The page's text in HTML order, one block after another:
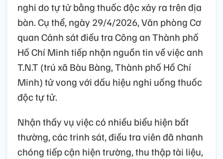
nghi do tự tử bằng thuốc độc xảy ra trên địa
bàn. Cụ thể, ngày 29/4/2026, Văn phòng Cơ
quan Cảnh sát điều tra Công an Thành phố
Hồ Chí Minh tiếp nhận nguồn tin về việc anh
T.N.T (trú xã Bàu Bàng, Thành phố Hồ Chí
Minh) tử vong với dấu hiệu nghi uống thuốc
độc tự tử.
Nhận thấy vụ việc có nhiều biểu hiện bất
thường, các trinh sát, điều tra viên đã nhanh
chóng tiếp cận hiện trường, thu thập tài liệu,